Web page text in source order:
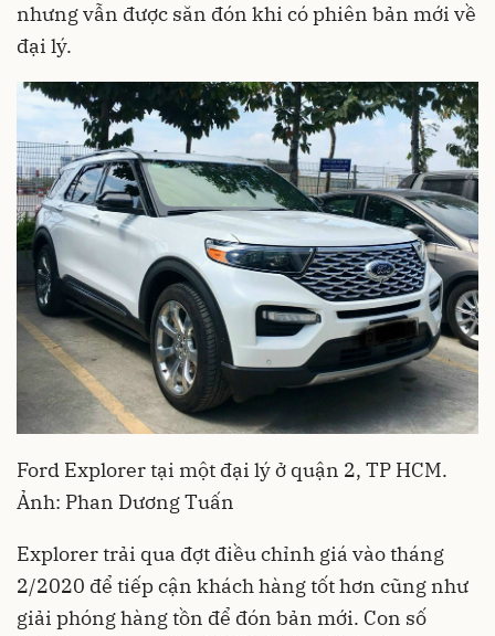
nhưng vẫn được săn đón khi có phiên bản mới về
đại lý.
Ford Explorer tại một đại lý ở quận 2, TP HCM.
Ảnh: Phan Dương Tuấn
Explorer trải qua đợt điều chỉnh giá vào tháng
2/2020 để tiếp cận khách hàng tốt hơn cũng như
giải phóng hàng tồn để đón bản mới. Con số